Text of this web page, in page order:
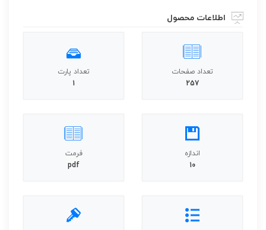
اطلاعات محصول
تعداد صفحات
257
تعداد پارت
1
اندازه
10
فرمت
pdf